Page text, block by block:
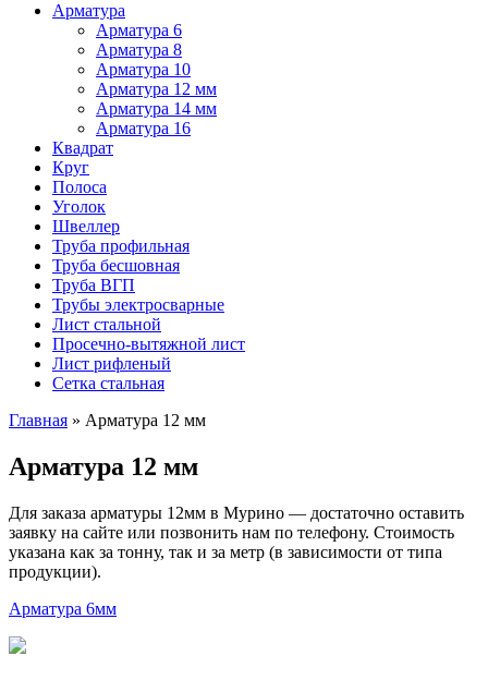
Арматура
Арматура 6
Арматура 8
Арматура 10
Арматура 12 мм
Арматура 14 мм
Арматура 16
Квадрат
Круг
Полоса
Уголок
Швеллер
Труба профильная
Труба бесшовная
Труба ВГП
Трубы электросварные
Лист стальной
Просечно-вытяжной лист
Лист рифленый
Сетка стальная
Главная » Арматура 12 мм
Арматура 12 мм
Для заказа арматуры 12мм в Мурино — достаточно оставить
заявку на сайте или позвонить нам по телефону. Стоимость
указана как за тонну, так и за метр (в зависимости от типа
продукции).
Арматура 6мм